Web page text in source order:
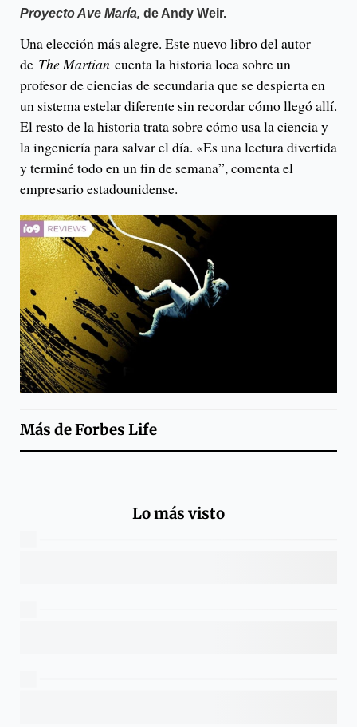
Proyecto Ave María, de Andy Weir.
Una elección más alegre. Este nuevo libro del autor
de The Martian cuenta la historia loca sobre un
profesor de ciencias de secundaria que se despierta en
un sistema estelar diferente sin recordar cómo llegó allí.
El resto de la historia trata sobre cómo usa la ciencia y
la ingeniería para salvar el día. «Es una lectura divertida
y terminé todo en un fin de semana”, comenta el
empresario estadounidense.
Más deForbes Life
Lo más visto